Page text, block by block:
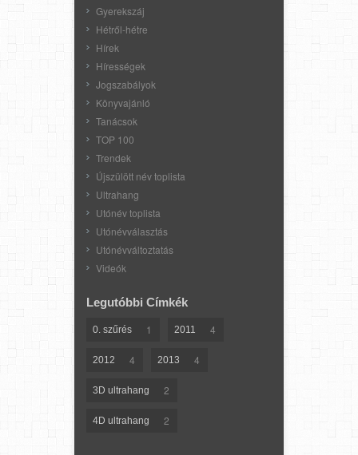
Gyerekszáj
Hétről-hétre
Hírek
Hírességek
Jogszabályok
Könyvajánló
Tanácsok
TOP 100
Trendek
Újszülött név toplista
Ultrahang
Utónév toplista
Utónévválasztás
Utónévváltoztatás
Videók
Legutóbbi Címkék
0. szűrés 1 2011 4
2012 4 2013 4
3D ultrahang 2
4D ultrahang 2